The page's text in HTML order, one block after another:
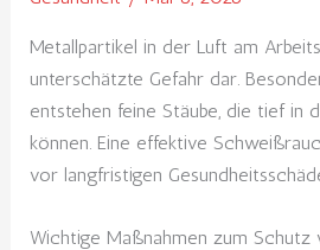
Metallpartikel in der Luft am
unterschätzte Gefahr dar.
entstehen feine Stäube, die tief in
können. Eine effektive
vor langfristigen
Wichtige Maßnahmen zum Schutz